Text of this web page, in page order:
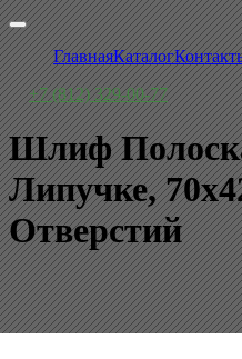
ГлавнаяКаталог
+7 (812) 329-00-77
Шлиф
Липучке,
Отверстий